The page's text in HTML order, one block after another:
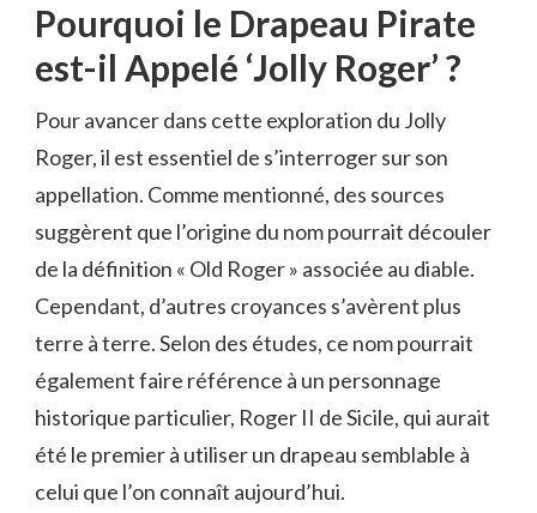
Pourquoi le Drapeau Pirate
est-il Appelé ‘Jolly Roger’ ?
Pour avancer dans cette exploration du Jolly
Roger, il est essentiel de s’interroger sur son
appellation. Comme mentionné, des sources
suggèrent que l’origine du nom pourrait découler
de la définition « Old Roger » associée au diable.
Cependant, d’autres croyances s’avèrent plus
terre à terre. Selon des études, ce nom pourrait
également faire référence à un personnage
historique particulier, Roger II de Sicile, qui aurait
été le premier à utiliser un drapeau semblable à
celui que l’on connaît aujourd’hui.